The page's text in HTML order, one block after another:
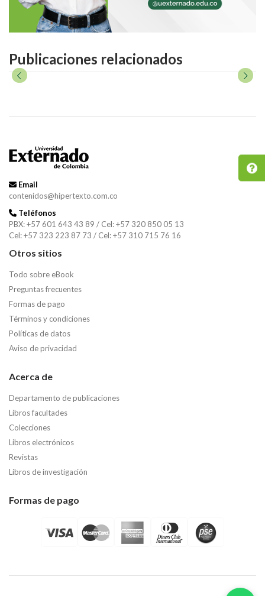
Publicaciones relacionados
Email
contenidos@hipertexto.com.co
Teléfonos
PBX: +57 601 643 43 89 / Cel: +57 320 850 05 13
Cel: +57 323 223 87 73 / Cel: +57 310 715 76 16
Otros sitios
Todo sobre eBook
Preguntas frecuentes
Formas de pago
Términos y condiciones
Políticas de datos
Aviso de privacidad
Acerca de
Departamento de publicaciones
Libros facultades
Colecciones
Libros electrónicos
Revistas
Libros de investigación
Formas de pago